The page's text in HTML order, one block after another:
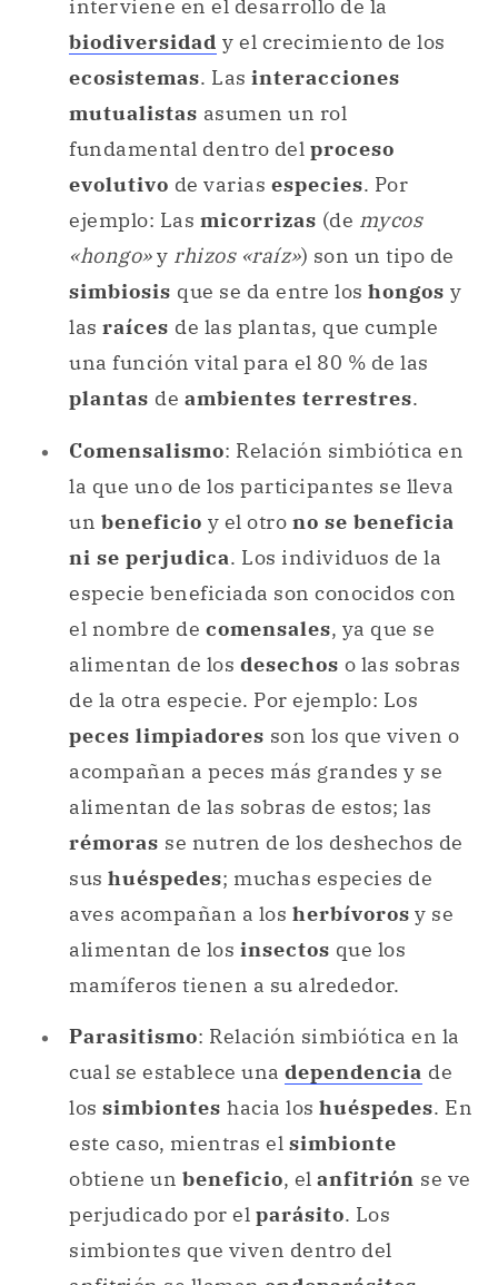
interviene en el desarrollo de la
biodiversidad y el crecimiento de los
ecosistemas. Las interacciones
mutualistas asumen un rol
fundamental dentro del proceso
evolutivo de varias especies. Por
ejemplo: Las micorrizas (de mycos
«hongo»y rhizos «raíz») son un tipo de
simbiosis que se da entre los hongos y
las raíces de las plantas, que cumple
una función vital para el 80 % de las
plantas de ambientes terrestres.
Comensalismo: Relación simbiótica en
la que uno de los participantes se lleva
un beneficio y el otro no se beneficia
ni se perjudica. Los individuos de la
especie beneficiada son conocidos con
el nombre de comensales, ya que se
alimentan de los desechos o las sobras
de la otra especie. Por ejemplo: Los
peces limpiadores son los que viven o
acompañan a peces más grandes y se
alimentan de las sobras de estos; las
rémoras se nutren de los deshechos de
sus huéspedes; muchas especies de
aves acompañan a los herbívoros y se
alimentan de los insectos que los
mamíferos tienen a su alrededor.
Parasitismo: Relación simbiótica en la
cual se establece una dependencia de
los simbiontes hacia los huéspedes. En
este caso, mientras el simbionte
obtiene un beneficio, el anfitrión se ve
perjudicado por el parásito. Los
simbiontes que viven dentro del